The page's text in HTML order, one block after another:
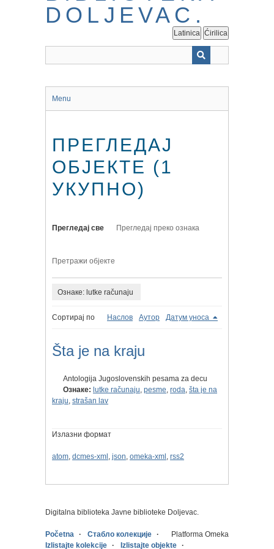
Latinica Ćirilica
Menu
ПРЕГЛЕДАЈ
ОБЈЕКТЕ (1
УКУПНО)
Прегледај све Прегледај преко ознака
Претражи објекте
Ознаке: lutke računaju
Сортирај по Наслов Аутор Датум уноса
Šta je na kraju
Antologija Jugoslovenskih pesama za decu
Ознаке: lutke računaju, pesme, roda, šta je na
kraju, strašan lav
Излазни формат
atom, dcmes-xml , json, omeka-xml , rss2
Digitalna biblioteka Javne biblioteke Doljevac.
Početna
Стабло колекције
Izlistajte kolekcije
Izlistajte objekte
Platforma Omeka